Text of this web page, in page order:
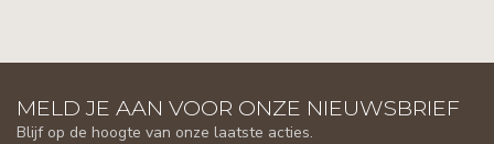
MELD JE AAN VOOR ONZE NIEUWSBRIEF
Blijf op de hoogte van onze laatste acties.